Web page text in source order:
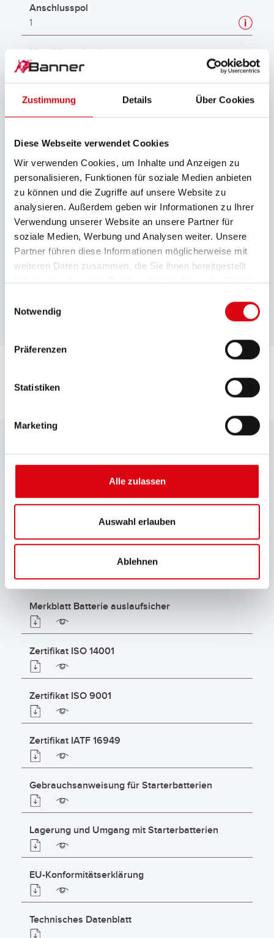
Zustimmung Details Über Cookies
Diese Webseite verwendet Cookies
Wir verwenden Cookies, um Inhalte und Anzeigen zu
personalisieren, Funktionen für soziale Medien anbieten
zu können und die Zugriffe auf unsere Website zu
analysieren. Außerdem geben wir Informationen zu Ihrer
Verwendung unserer Website an unsere Partner für
soziale Medien, Werbung und Analysen weiter. Unsere
Partner führen diese Informationen möglicherweise mit
weiteren Daten zusammen, die Sie ihnen bereitgestellt
haben oder die sie im Rahmen Ihrer Nutzung der Dienste
Notwendig
Präferenzen
Statistiken
Marketing
Alle zulassen
Auswahl erlauben
Ablehnen
Anschlusspol
1
Max. Länge (mm)
513
Max. Breite (mm)
Max. Kastenhöhe (mm)
Max. Gesamthöhe (mm)
220
Batteriemerkmale
mGGARZS
DOWNLOADS
Typenliste Starterbatterien
Technischer Ratgeber
Merkblatt Batterie auslaufsicher
Zertifikat ISO 14001
Zertifikat ISO 9001
Zertifikat IATF 16949
Gebrauchsanweisung für Starterbatterien
Lagerung und Umgang mit Starterbatterien
EU-Konformitätserklärung
Technisches Datenblatt